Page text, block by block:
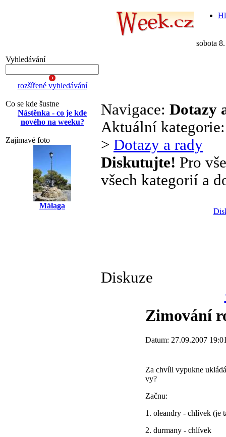
sobota
Vyhledávání
rozšířené vyhledávání
Co se kde šustne
Nástěnka - co je kde
nového na weeku?
Zajímavé foto
Málaga
Navigace: Dotazy
Aktuální
> Dotazy a rady
Diskutujte! Pro
všech kategorií a
Diskuze
Zimování
Datum: 27.09.2007
Za chvíli vypukne
vy?
Začnu:
1. oleandry - chlívek (je
2. durmany - chlívek